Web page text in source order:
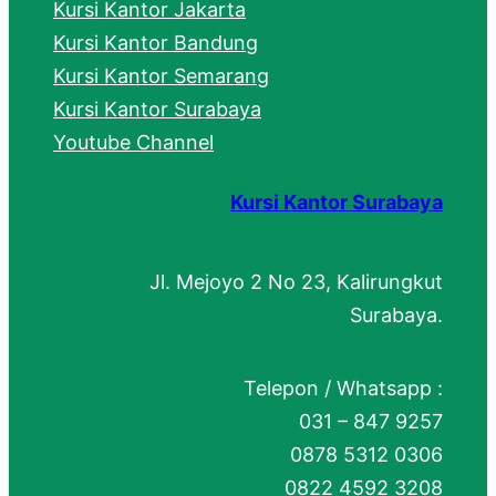
Kursi Kantor Jakarta
Kursi Kantor Bandung
Kursi Kantor Semarang
Kursi Kantor Surabaya
Youtube Channel
Kursi Kantor Surabaya
Jl. Mejoyo 2 No 23, Kalirungkut
Surabaya.
Telepon / Whatsapp :
031 – 847 9257
0878 5312 0306
0822 4592 3208